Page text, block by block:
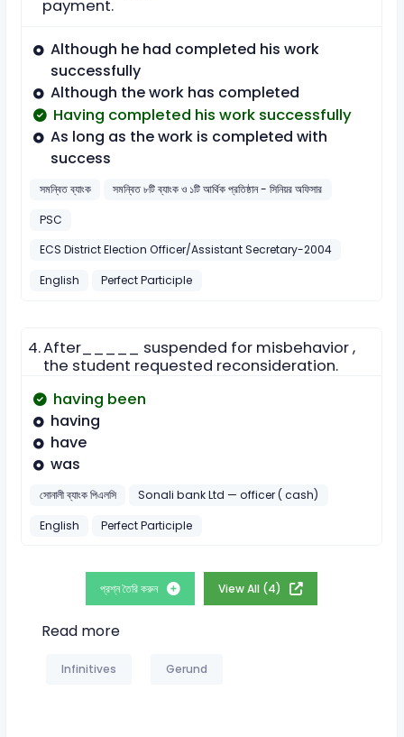
payment.
Although he had completed his work
successfully
Although the work has completed
Having completed his work successfully
As long as the work is completed with
success
সমন্বিত ব্যাংক
সমন্বিত ৮টি ব্যাংক ও ১টি আর্থিক প্রতিষ্ঠান - সিনিয়র অফিসার
PSC
ECS District Election Officer/Assistant Secretary-2004
English
Perfect Participle
4.After_____ suspended for misbehavior ,
the student requested reconsideration.
having been
having
have
was
সোনালী ব্যাংক পিএলসি
Sonali bank Ltd — officer ( cash)
English
Perfect Participle
প্রশ্ন তৈরি করুন View All (4)
Read more
Infinitives Gerund